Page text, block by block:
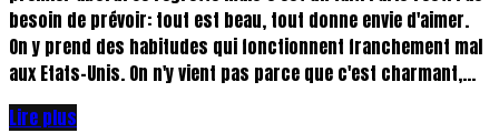
besoin de prévoir: tout est beau, tout donne envie d'aimer.
On y prend des habitudes qui fonctionnent franchement mal
aux Etats-Unis. On n'y vient pas parce que c'est charmant,...
Lire plus